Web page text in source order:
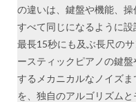
の違いは、鍵盤や機能、
すべて同じになるように設
最長15秒にも及ぶ長尺の
ースティックピアノの鍵
するメカニカルなノイズ
を、独自のアルゴリズム